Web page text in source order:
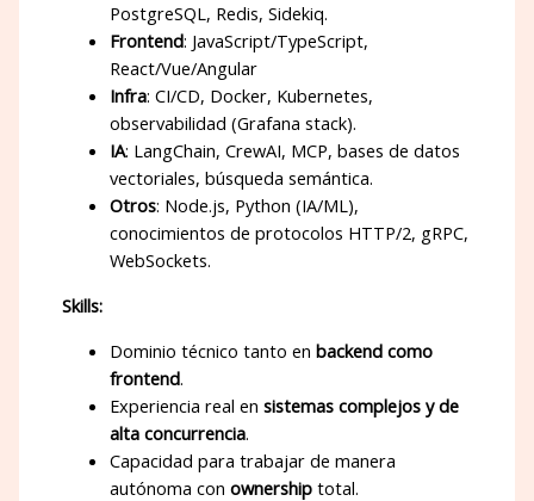
PostgreSQL, Redis, Sidekiq.
Frontend: JavaScript/TypeScript,
React/Vue/Angular
Infra: CI/CD, Docker, Kubernetes,
observabilidad (Grafana stack).
IA: LangChain, CrewAI, MCP, bases de datos
vectoriales, búsqueda semántica.
Otros: Node.js, Python (IA/ML),
conocimientos de protocolos HTTP/2, gRPC,
WebSockets.
Skills:
Dominio técnico tanto enbackend como
frontend.
Experiencia real ensistemas complejos y de
alta concurrencia.
Capacidad para trabajar de manera
autónoma conownership total.